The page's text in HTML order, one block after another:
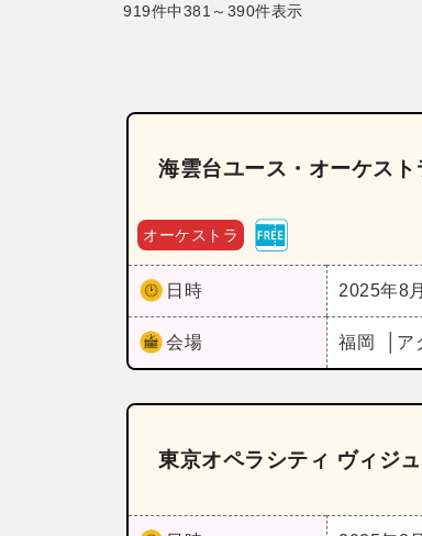
919件中381～390件表示
海雲台ユース・オーケス
オーケストラ
日時 2025年8
会場 福岡 ア
東京オペラシティ ヴィジ